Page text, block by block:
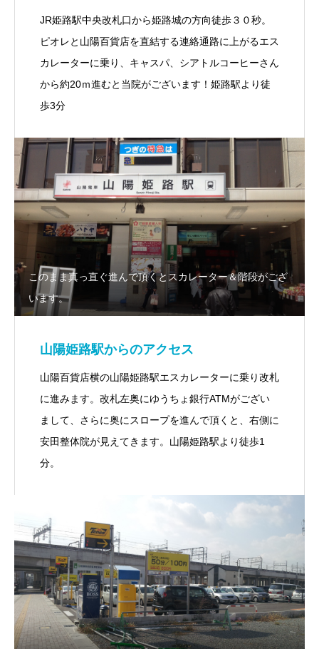
JR姫路駅中央改札口から姫路城の方向徒歩３０秒。
ピオレと山陽百貨店を直結する連絡通路に上がるエス
カレーターに乗り、キャスパ、シアトルコーヒーさん
から約20ｍ進むと当院がございます！姫路駅より徒
歩3分
このまま真っ直ぐ進んで頂くとスカレーター＆階段がござ
います。
山陽姫路駅からのアクセス
山陽百貨店横の山陽姫路駅エスカレーターに乗り改札
に進みます。改札左奥にゆうちょ銀行ATMがござい
まして、さらに奥にスロープを進んで頂くと、右側に
安田整体院が見えてきます。山陽姫路駅より徒歩1
分。